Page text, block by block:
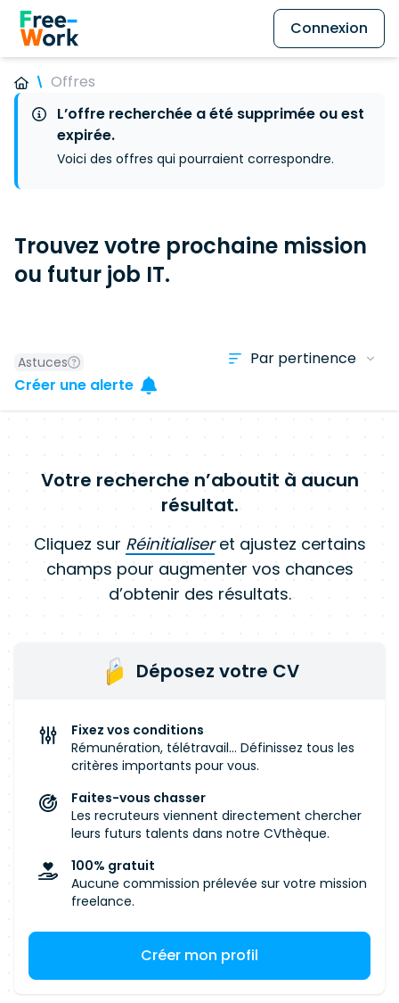
Connexion
Offres
L’offre recherchée a été supprimée ou est
expirée.
Voici des offres qui pourraient correspondre.
Trouvez votre prochaine mission
ou futur job IT.
Astuces
Créer une alerte
Votre recherche n’aboutit à aucun
résultat.
Cliquez sur Réinitialiseret ajustez certains
champs pour augmenter vos chances
d’obtenir des résultats.
Déposez votre CV
Fixez vos conditions
Rémunération, télétravail... Définissez tous les
critères importants pour vous.
Faites-vous chasser
Les recruteurs viennent directement chercher
leurs futurs talents dans notre CVthèque.
100% gratuit
Aucune commission prélevée sur votre mission
freelance.
Créer mon profil